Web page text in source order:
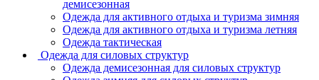
демисезонная
Одежда для активного отдыха и туризма зимняя
Одежда для активного отдыха и туризма летняя
Одежда тактическая
Одежда для силовых структур
Одежда демисезонная для силовых структур